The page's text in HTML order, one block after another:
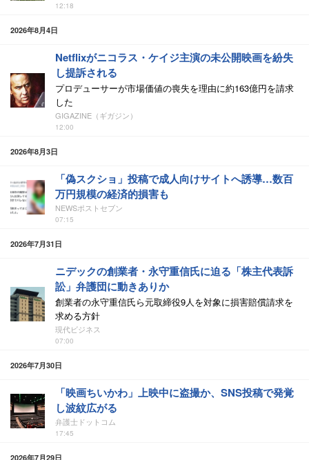
12:18
2026年8月4日
Netflixがニコラス・ケイジ主演の未公開映画を紛失
し提訴される
プロデューサーが市場価値の喪失を理由に約163億円を請求
した
GIGAZINE（ギガジン）
12:00
2026年8月3日
「偽スクショ」投稿で成人向けサイトへ誘導…数百
万円規模の経済的損害も
NEWSポストセブン
07:15
2026年7月31日
ニデックの創業者・永守重信氏に迫る「株主代表訴
訟」弁護団に動きありか
創業者の永守重信氏ら元取締役9人を対象に損害賠償請求を
求める方針
現代ビジネス
07:00
2026年7月30日
「映画ちいかわ」上映中に盗撮か、SNS投稿で発覚
し波紋広がる
弁護士ドットコム
17:45
2026年7月29日